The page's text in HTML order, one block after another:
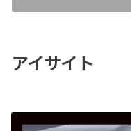
アイサイト